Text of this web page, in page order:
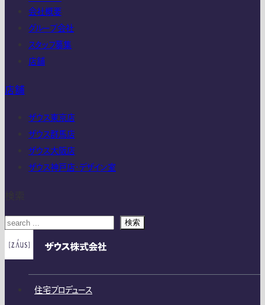
会社概要
グループ会社
スタッフ募集
店舗
店舗
ザウス東京店
ザウス群馬店
ザウス大阪店
ザウス神戸店・デザイン室
検索
住宅プロデュース